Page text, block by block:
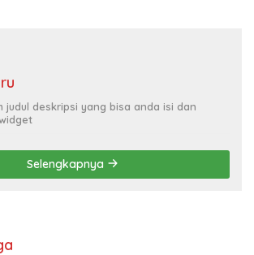
judul deskripsi yang bisa anda isi dan
Selengkapnya